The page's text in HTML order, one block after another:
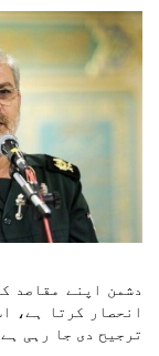
دشمن اپنے مقاصد
انحصار کرتا ہے،
ترجیح دی جا رہی